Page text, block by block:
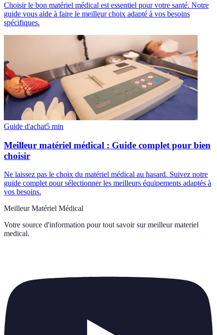
Choisir le bon matériel médical est essentiel pour votre santé. Notre
guide vous aide à faire le meilleur choix adapté à vos besoins
spécifiques.
Guide d'achat5 min
Meilleur matériel médical : Guide complet pour bien
choisir
Ne laissez pas le choix du matériel médical au hasard. Suivez notre
guide complet pour sélectionner les meilleurs équipements adaptés à
vos besoins.
Meilleur Matériel Médical
Votre source d'information pour tout savoir sur meilleur materiel
medical.